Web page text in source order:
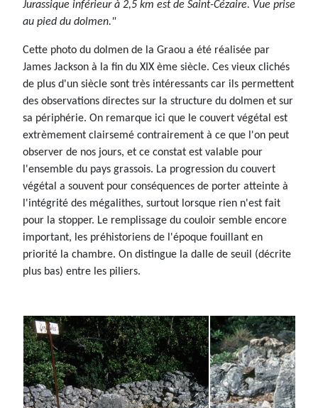
Jurassique inférieur à 2,5 km est de Saint-Cézaire. Vue prise
au pied du dolmen."
Cette photo du dolmen de la Graou a été réalisée par
James Jackson à la fin du XIX ème siècle. Ces vieux clichés
de plus d'un siècle sont très intéressants car ils permettent
des observations directes sur la structure du dolmen et sur
sa périphérie. On remarque ici que le couvert végétal est
extrèmement clairsemé contrairement à ce que l'on peut
observer de nos jours, et ce constat est valable pour
l'ensemble du pays grassois. La progression du couvert
végétal a souvent pour conséquences de porter atteinte à
l'intégrité des mégalithes, surtout lorsque rien n'est fait
pour la stopper. Le remplissage du couloir semble encore
important, les préhistoriens de l'époque fouillant en
priorité la chambre. On distingue la dalle de seuil (décrite
plus bas) entre les piliers.